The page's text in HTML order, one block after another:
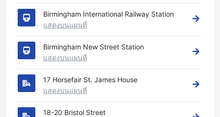
Birmingham International Railway Station
แสดงบนแผนที่
Birmingham New Street Station
แสดงบนแผนที่
17 Horsefair St. James House
แสดงบนแผนที่
18-20 Bristol Street